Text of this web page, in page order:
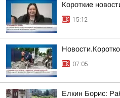
Короткие
15:12
Новости.Коротко
07:05
Елкин Борис: